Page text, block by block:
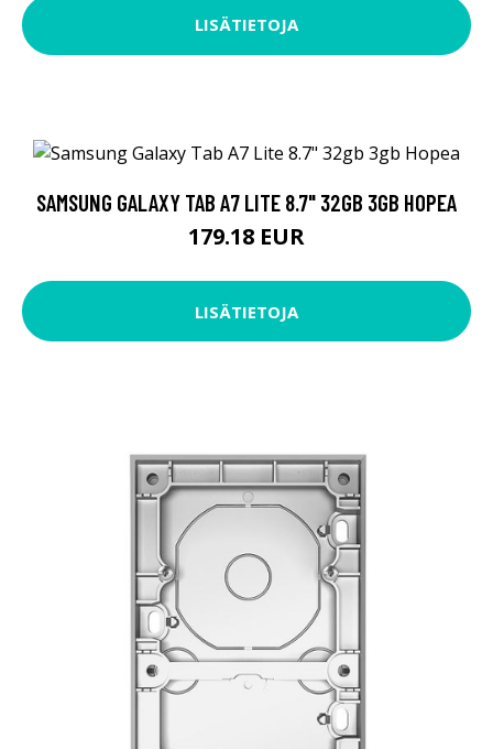
LISÄTIETOJA
SAMSUNG GALAXY TAB A7 LITE 8.7" 32GB 3GB HOPEA
179.18 EUR
LISÄTIETOJA